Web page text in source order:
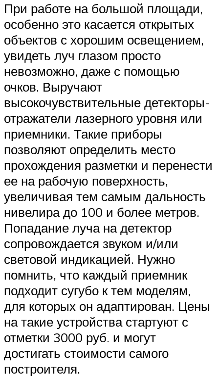
При работе на большой площади,
особенно это касается открытых
объектов с хорошим освещением,
увидеть луч глазом просто
невозможно, даже с помощью
очков. Выручают
высокочувствительные детекторы-
отражатели лазерного уровня или
приемники. Такие приборы
позволяют определить место
прохождения разметки и перенести
ее на рабочую поверхность,
увеличивая тем самым дальность
нивелира до 100 и более метров.
Попадание луча на детектор
сопровождается звуком и/или
световой индикацией. Нужно
помнить, что каждый приемник
подходит сугубо к тем моделям,
для которых он адаптирован. Цены
на такие устройства стартуют с
отметки 3000 руб. и могут
достигать стоимости самого
построителя.